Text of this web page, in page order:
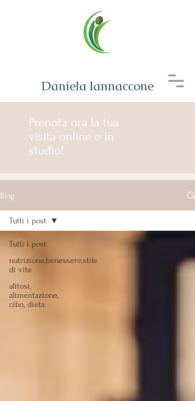
Daniela Iannaccone
Prenota ora la tua
visita online o in
studio!
Blog
Tutti i post
nutrizione,benessere,stile
di vita
alitosi,
alimentazione,
cibo, dieta
Tutti i post